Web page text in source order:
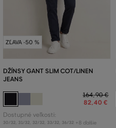
ZĽAVA -50 %
DŽÍNSY GANT SLIM COT/LINEN
JEANS
164,90 €
82,40 €
Dostupné veľkosti:
30/32 31/32 32/32 33/32 36/32 +8 ďalšie